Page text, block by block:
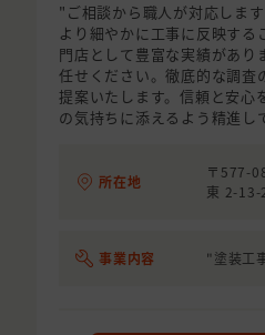
"ご相談から職人が対応しま
より細やかに工事に反映する
門店として豊富な実績があり
任せください。徹底的な調査
提案いたします。信頼と安心
の気持ちに添えるよう精進し
所在地
〒577-
東 2-13-
事業内容 "塗装工